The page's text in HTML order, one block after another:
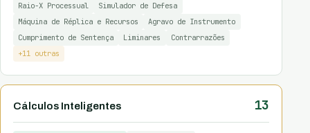
Raio-X Processual
Simulador de Defesa
Máquina de Réplica e Recursos
Agravo de Instrumento
Cumprimento de Sentença
Liminares
Contrarrazões
+11 outras
Cálculos Inteligentes 13